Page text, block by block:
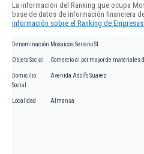
La información del Ranking que ocupa
base de datos de información financiera
información sobre el Ranking de
Denominación Mosaicos Serrano Sl
Objeto Social Comercio al por mayor de materiales
Domicilio
Social
Avenida Adolfo Suarez
Localidad Almansa